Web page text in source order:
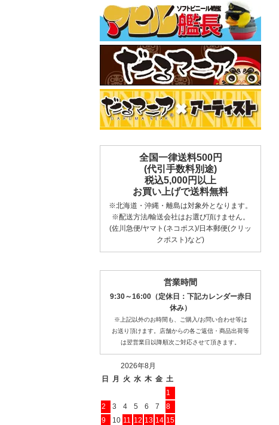
全国一律送料500円
(代引手数料別途)
税込5,000円以上
お買い上げで送料無料
※北海道・沖縄・離島は対象外となります。
※配送方法/輸送会社はお選び頂けません。
(佐川急便/ヤマト(ネコポス)/日本郵便(クリッ
クポスト)など)
営業時間
9:30～16:00（定休日：下記カレンダー赤日
休み）
※上記以外のお時間も、ご購入/お問い合わせ等は
お送り頂けます。店舗からの各ご返信・商品出荷等
は翌営業日以降順次ご対応させて頂きます。
2026年8月
日
月 火 水 木 金 土
1
2
3 4 5 6 7
8
9
10 11 12 13 14 15